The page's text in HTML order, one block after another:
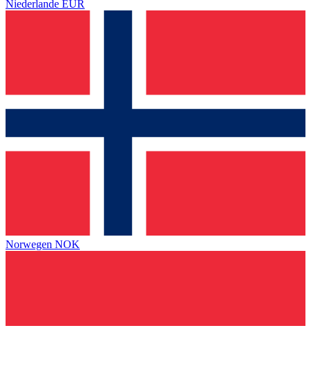
Niederlande EUR
Norwegen NOK